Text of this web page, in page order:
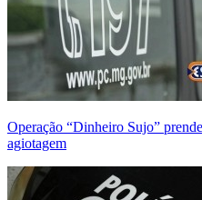
Operação “Dinheiro Sujo”
agiotagem